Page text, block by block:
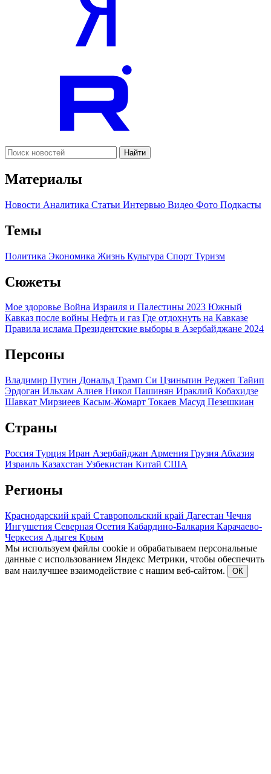
Найти
Материалы
Новости Аналитика Статьи Интервью Видео Фото Подкасты
Темы
Политика Экономика Жизнь Культура Спорт Туризм
Сюжеты
Мое здоровье Война Израиля и Палестины 2023 Южный
Кавказ после войны Нефть и газ Где отдохнуть на Кавказе
Правила ислама Президентские выборы в Азербайджане 2024
Персоны
Владимир Путин Дональд Трамп Си Цзиньпин Реджеп Тайип
Эрдоган Ильхам Алиев Никол Пашинян Ираклий Кобахидзе
Шавкат Мирзиеев Касым-Жомарт Токаев Масуд Пезешкиан
Страны
Россия Турция Иран Азербайджан Армения Грузия Абхазия
Израиль Казахстан Узбекистан Китай США
Регионы
Краснодарский край Ставропольский край Дагестан Чечня
Ингушетия Северная Осетия Кабардино-Балкария Карачаево-
Черкесия Адыгея Крым
Мы используем файлы cookie и обрабатываем персональные
данные с использованием Яндекс Метрики, чтобы обеспечить
вам наилучшее взаимодействие с нашим веб-сайтом.
ОК